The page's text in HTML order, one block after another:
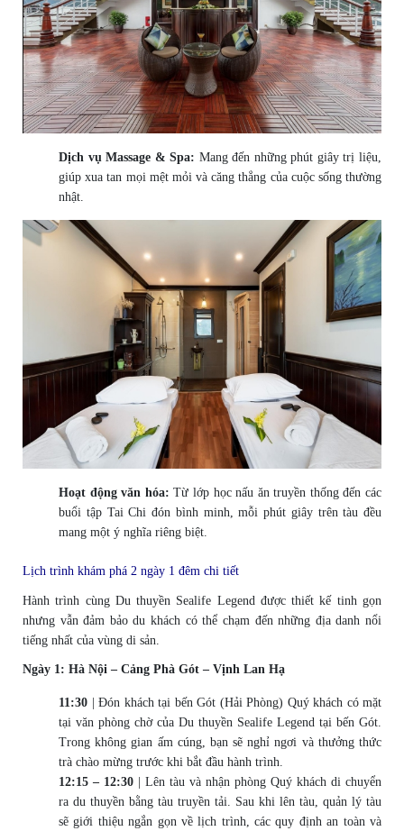
Dịch vụ Massage & Spa: Mang đến những phút giây trị liệu,
giúp xua tan mọi mệt mỏi và căng thẳng của cuộc sống thường
nhật.
Hoạt động văn hóa: Từ lớp học nấu ăn truyền thống đến các
buổi tập Tai Chi đón bình minh, mỗi phút giây trên tàu đều
mang một ý nghĩa riêng biệt.
Lịch trình khám phá 2 ngày 1 đêm chi tiết
Hành trình cùng Du thuyền Sealife Legend được thiết kế tinh gọn
nhưng vẫn đảm bảo du khách có thể chạm đến những địa danh nổi
tiếng nhất của vùng di sản.
Ngày 1: Hà Nội – Cảng Phà Gót – Vịnh Lan Hạ
11:30
| Đón khách tại bến Gót (Hải Phòng) Quý khách có mặt
tại văn phòng chờ của Du thuyền Sealife Legend tại bến Gót.
Trong không gian ấm cúng, bạn sẽ nghỉ ngơi và thưởng thức
trà chào mừng trước khi bắt đầu hành trình.
12:15 – 12:30 | Lên tàu và nhận phòng Quý khách di chuyển
ra du thuyền bằng tàu truyền tải. Sau khi lên tàu, quản lý tàu
sẽ giới thiệu ngắn gọn về lịch trình, các quy định an toàn và